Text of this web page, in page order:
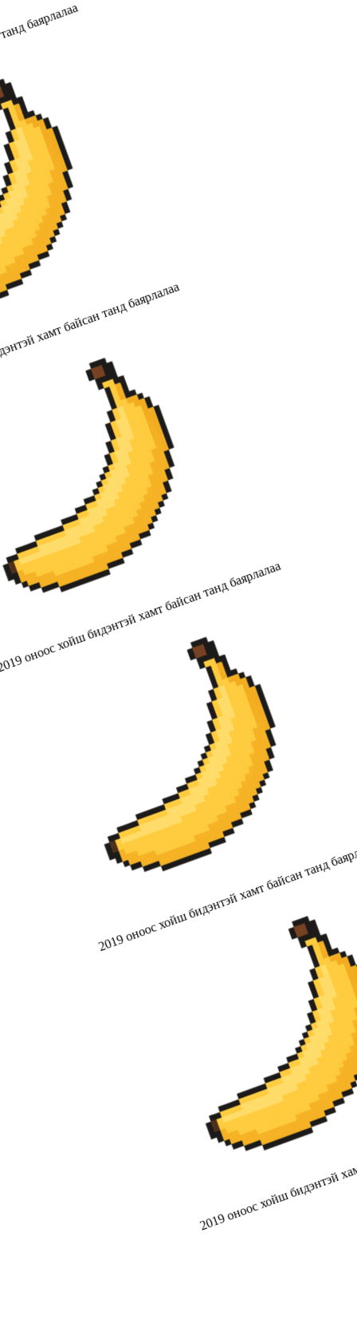
байсан танд баярлалаа
хойш бидэнтэй хамт байсан танд баярлалаа
2019 оноос хойш бидэнтэй хамт байсан танд
2019 оноос хойш